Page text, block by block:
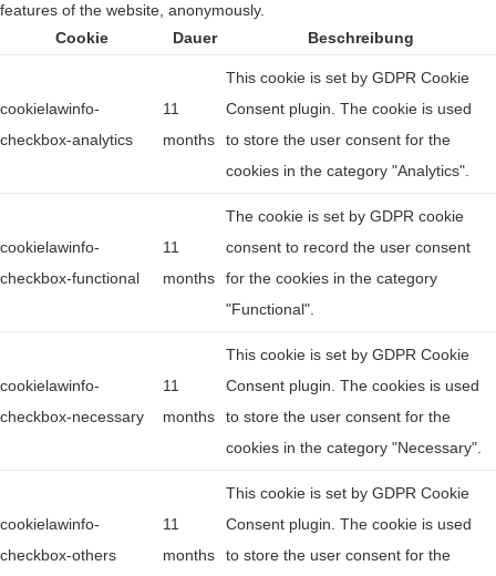
features of the website, anonymously.
Cookie
Dauer Beschreibung
cookielawinfo-
checkbox-analytics
11
months
This cookie is set by GDPR Cookie
Consent plugin. The cookie is used
to store the user consent for the
cookies in the category "Analytics".
cookielawinfo-
checkbox-functional
11
months
The cookie is set by GDPR cookie
consent to record the user consent
for the cookies in the category
"Functional".
cookielawinfo-
checkbox-necessary
11
months
This cookie is set by GDPR Cookie
Consent plugin. The cookies is used
to store the user consent for the
cookies in the category "Necessary".
cookielawinfo-
checkbox-others
11
months
This cookie is set by GDPR Cookie
Consent plugin. The cookie is used
to store the user consent for the